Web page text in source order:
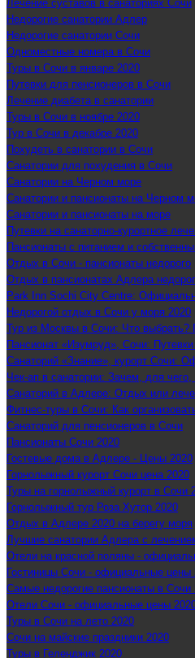
Лечение суставов в санаториях Сочи
Недорогие санатории Адлер
Недорогие санатории Сочи
Одноместные номера в Сочи
Туры в Сочи в январе 2020
Путевки для пенсионеров в Сочи
Лечение диабета в санатории
Туры в Сочи в ноябре 2020
Тур в Сочи в декабре 2020
Похудеть в санатории в Сочи
Санатории для похудения в Сочи
Санатории на Черном море
Санатории и пансионаты на Черном
Санатории и пансионаты на море
Путевки на санаторно-курортное
Пансионаты с питанием и
Отдых в Сочи - пансионаты недорого
Отдых в пансионатах Адлера
Park Inn Sochi City Centre:
Недорогой отдых в Сочи у моря 2020
Тур из Москвы в Сочи: Что выбрать?
Пансионат «Изумруд», Сочи:
Санаторий «Знание», курорт Сочи:
Чек-ап в санатории: Зачем, для чего,
Санаторий в Адлере: Отдых или
Фитнес-туры в Сочи: Как
Санаторий для пенсионеров в Сочи
Пансионаты Сочи 2020
Гостевые дома в Адлере - Цены 2020
Горнолыжный курорт Сочи цена 2020
Туры на горнолыжный курорт в Сочи
Горнолыжный тур Роза Хутор 2020
Отдых в Адлере 2020 на берегу моря
Лучшие санатории Адлера с
Отели на красной поляны -
Гостиницы Сочи - официальные цены
Самые недорогие пансионаты в Сочи
Отели Сочи - официальные цены
Туры в Сочи на лето 2020
Сочи на майские праздники 2020
Туры в Геленджик 2020